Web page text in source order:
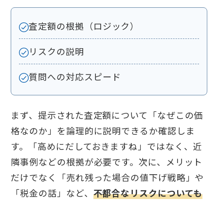
査定額の根拠（ロジック）
リスクの説明
質問への対応スピード
まず、提示された査定額について「なぜこの価
格なのか」を論理的に説明できるか確認しま
す。「高めにだしておきますね」ではなく、近
隣事例などの根拠が必要です。次に、メリット
だけでなく「売れ残った場合の値下げ戦略」や
「税金の話」など、 不都合なリスクについても